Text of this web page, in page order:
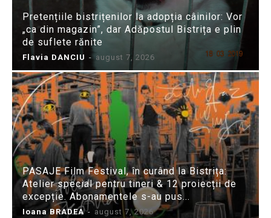
Pretențiile bistrițenilor la adopția câinilor: Vor
„ca din magazin”, dar Adăpostul Bistrița e plin
de suflete rănite
Flavia DANCIU - august 7, 2026
PASAJE Film Festival, în curând la Bistrița:
Atelier special pentru tineri & 12 proiecții de
excepție. Abonamentele s-au pus...
Ioana BRADEA - august 7, 2026